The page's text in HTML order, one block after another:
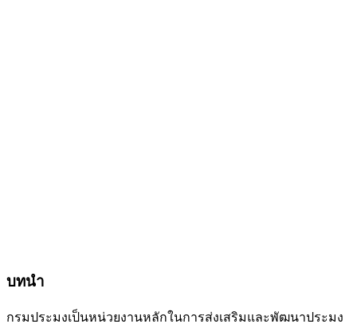
บทนำ
กรมประมงเป็นหน่วยงานหลักในการส่งเสริมและพัฒนาประมง